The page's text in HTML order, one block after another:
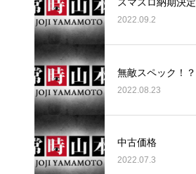
2022.09.2
無敵スペック！？
2022.08.23
中古価格
2022.07.3